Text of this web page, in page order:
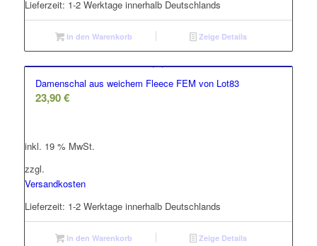
Lieferzeit: 1-2 Werktage innerhalb Deutschlands
In den Warenkorb Zeige Details
Damenschal aus weichem Fleece FEM von Lot83
23,90€
inkl. 19 % MwSt.
zzgl.
Versandkosten
Lieferzeit: 1-2 Werktage innerhalb Deutschlands
In den Warenkorb Zeige Details